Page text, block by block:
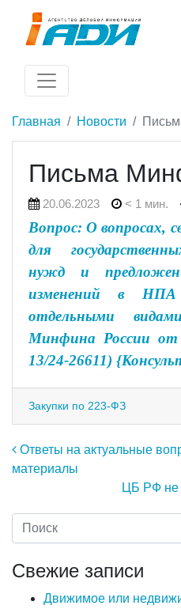
Главная Новости
Письма
20.06.2023 < 1 мин.
Вопрос: О вопросах,
для
нужд и
изменений в НПА
отдельными
Минфина России от
13/24-26611)
Закупки по 223-ФЗ
Навигация по
Ответы на актуальные
материалы
ЦБ РФ не
Свежие записи
Движимое или